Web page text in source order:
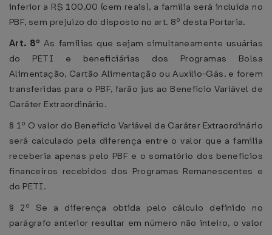
inferior a R$ 100,00 (cem reais), a família será incluída no
PBF, sem prejuízo do disposto no art. 8º desta Portaria.
Art. 8º As famílias que sejam simultaneamente usuárias
do PETI e beneficiárias dos Programas Bolsa
Alimentação, Cartão Alimentação ou Auxílio-Gás, e forem
transferidas para o PBF, farão jus ao Benefício Variável de
Caráter Extraordinário.
§ 1º O valor do Benefício Variável de Caráter Extraordinário
será calculado pela diferença entre o valor que a família
receberia apenas pelo PBF e o somatório dos benefícios
financeiros recebidos dos Programas Remanescentes e
do PETI.
§ 2º Se a diferença obtida pelo cálculo definido no
parágrafo anterior resultar em número não inteiro, o valor